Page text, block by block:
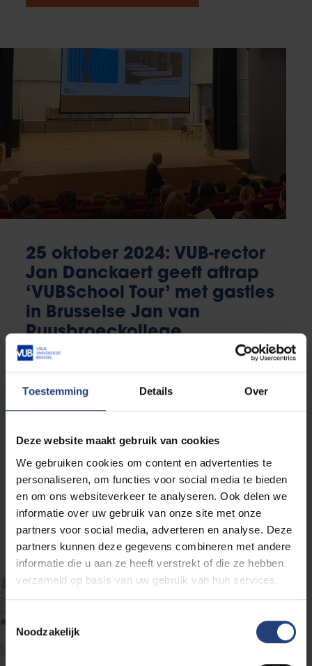
Toestemming Details Over
Deze website maakt gebruik van cookies
We gebruiken cookies om content en advertenties te
personaliseren, om functies voor social media te bieden
en om ons websiteverkeer te analyseren. Ook delen we
informatie over uw gebruik van onze site met onze
partners voor social media, adverteren en analyse. Deze
partners kunnen deze gegevens combineren met andere
informatie die u aan ze heeft verstrekt of die ze hebben
verzameld op basis van uw gebruik van hun services.
Toestemmingsselectie
Noodzakelijk
25 oktober 2024: VUB-rector
Jan Danckaert geeft aftrap
‘VUBSchool Tour’ met gastles
in Brusselse Jan van
Ruusbroeckollege
Na een succesvolle eerste editie vorig schooljaar,
organiseert de VUB in 2025 opnieuw de VUB School
scholen om laatstejaarsleerlingen uit
doorstroomrichtingen te inspireren en hun kritisch
denkvermogen te ontwikkelen.
Lees hier het verslag